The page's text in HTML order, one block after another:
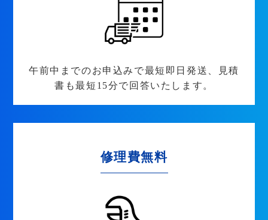
午前中までのお申込みで最短即日発送、見積
書も最短15分で回答いたします。
修理費無料